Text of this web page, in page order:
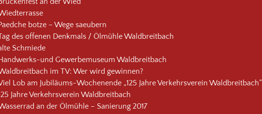
botze – Wege saeubern
des offenen Denkmals / Ölmühle Waldbreitbach
Schmiede
und Gewerbemuseum Waldbreitbach
im TV: Wer wird gewinnen?
Lob am Jubiläums-Wochenende „125 Jahre Verkehrsverein Waldbreitbach“
Jahre Verkehrsverein Waldbreitbach
an der Ölmühle – Sanierung 2017